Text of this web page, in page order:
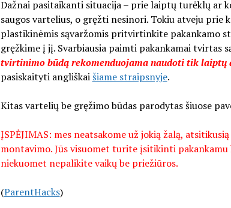
Dažnai pasitaikanti situacija – prie laiptų turėklų ar
saugos vartelius, o gręžti nesinori. Tokiu atveju prie
plastikinėmis sąvaržomis pritvirtinkite pakankamo
gręžkime į jį. Svarbiausia paimti pakankamai tvirtas
tvirtinimo būdą rekomenduojama naudoti tik laiptų
pasiskaityti angliškaišiame straipsnyje.
Kitas vartelių be gręžimo būdas parodytas šiuose
ĮSPĖJIMAS: mes neatsakome už jokią žalą,
montavimo. Jūs visuomet turite įsitikinti
niekuomet nepalikite vaikų be priežiūros.
(ParentHacks)